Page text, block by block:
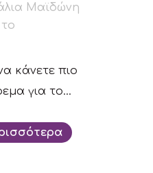
Μαϊδώνη
κάνετε πιο
για το...